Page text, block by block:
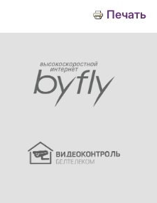
Печать